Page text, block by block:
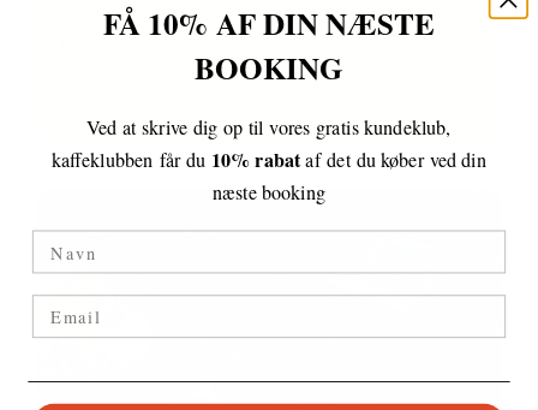
FÅ 10% AF DIN NÆSTE
BOOKING
Ved at skrive dig op til vores gratis kundeklub,
kaffeklubben får du 10% rabatafdet du køber ved din
næste booking
Navn